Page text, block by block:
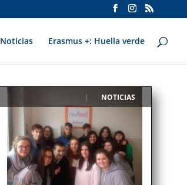
Noticias Erasmus +: Huella verde
NOTICIAS